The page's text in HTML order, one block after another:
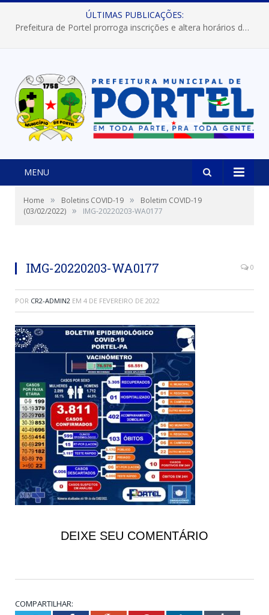
ÚLTIMAS PUBLICAÇÕES:
Prefeitura de Portel prorroga inscrições e altera horários dos concursos “Musa” e “Miss Mix Verão 2026”
MENU
Home » Boletins COVID-19 »
Boletim COVID-19
(03/02/2022) » IMG-20220203-WA0177
IMG-20220203-WA0177 0
POR CR2-ADMIN2 EM 4 DE FEVEREIRO DE 2022
DEIXE SEU COMENTÁRIO
COMPARTILHAR: